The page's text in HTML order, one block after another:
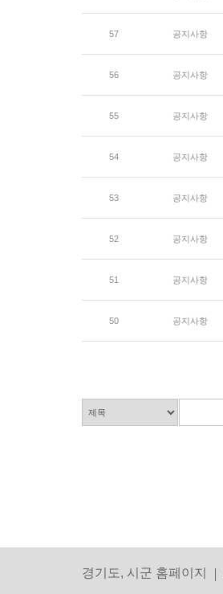
57 공지사항
56 공지사항
55 공지사항
54 공지사항
53 공지사항
52 공지사항
51 공지사항
50 공지사항
경기도, 시군 홈페이지